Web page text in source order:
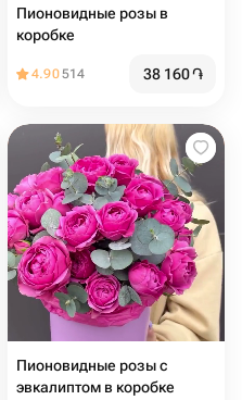
Пионовидные розы в
коробке
4.90514 38 160֏
Пионовидные розы с
эвкалиптом в коробке